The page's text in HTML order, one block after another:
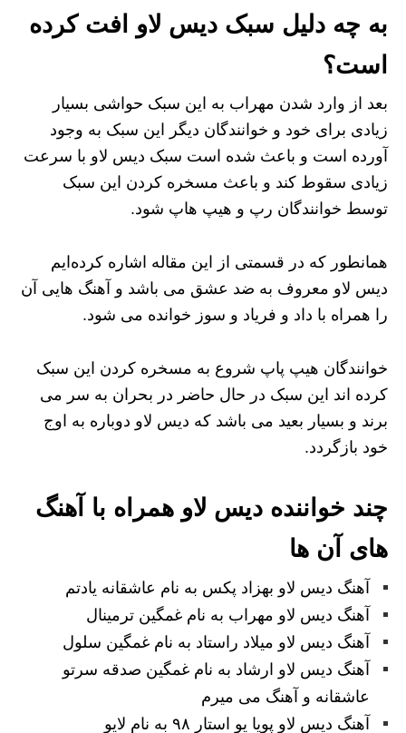
به چه دلیل سبک دیس لاو افت کرده
است؟
بعد از وارد شدن مهراب به این سبک حواشی بسیار
زیادی برای خود و خوانندگان دیگر این سبک به وجود
آورده است و باعث شده است سبک دیس لاو با سرعت
زیادی سقوط کند و باعث مسخره کردن این سبک
توسط خوانندگان رپ و هیپ هاپ شود.
همانطور که در قسمتی از این مقاله اشاره کرده‌ایم
دیس لاو معروف به ضد عشق می باشد و آهنگ هایی آن
را همراه با داد و فریاد و سوز خوانده می شود.
خوانندگان هیپ پاپ شروع به مسخره کردن این سبک
کرده اند این سبک در حال حاضر در بحران به سر می
برند و بسیار بعید می باشد که دیس لاو دوباره به اوج
خود بازگردد.
چند خواننده دیس لاو همراه با آهنگ
های آن ها
آهنگ دیس لاو بهزاد پکس به نام عاشقانه یادتم
آهنگ دیس لاو مهراب به نام غمگین ترمینال
آهنگ دیس لاو میلاد راستاد به نام غمگین سلول
آهنگ دیس لاو ارشاد به نام غمگین صدقه سرتو
عاشقانه و آهنگ می میرم
آهنگ دیس لاو پویا یو استار ۹۸ به نام لایو